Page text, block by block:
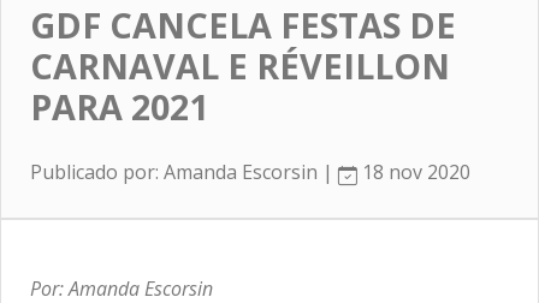
GDF CANCELA FESTAS DE
CARNAVAL E RÉVEILLON
PARA 2021
Publicado por: Amanda Escorsin | 18 nov 2020
Por: Amanda Escorsin